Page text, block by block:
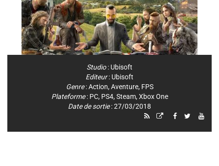
Studio: Ubisoft
Editeur: Ubisoft
Genre:Action, Aventure, FPS
Plateforme: PC, PS4, Steam, Xbox One
Date de sortie: 27/03/2018